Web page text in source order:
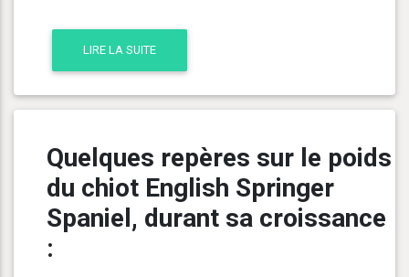
LIRE LA SUITE
Quelques repères sur le poids
du chiot English Springer
Spaniel, durant sa croissance
: